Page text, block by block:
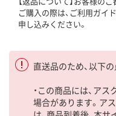
ご購入の際は、ご利用ガイド
申し込みください。
直送品のため、以下
・この商品には、ア
場合があります。ア